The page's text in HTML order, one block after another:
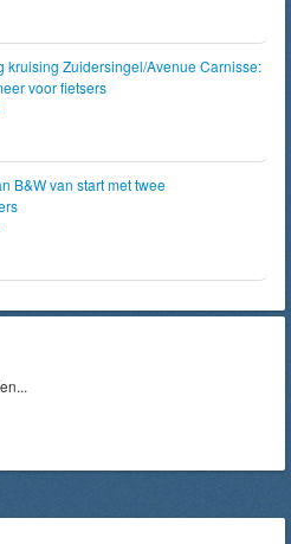
kruising Zuidersingel/Avenue Carnisse:
voor fietsers
B&W van start met twee